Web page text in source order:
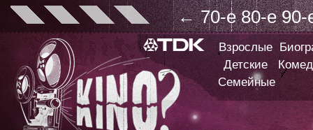
← 70-е 80-е 90-
Взрослые
Детские
Семейные